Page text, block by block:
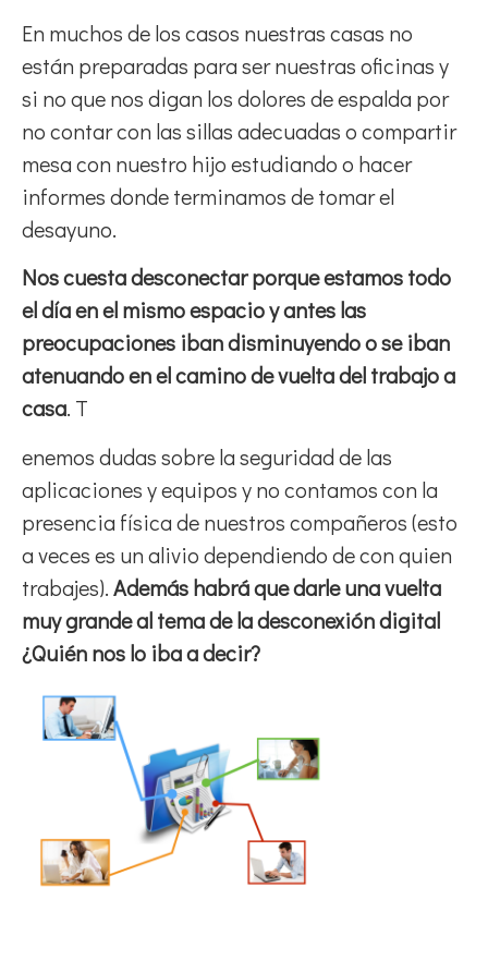
En muchos de los casos nuestras casas no
están preparadas para ser nuestras oficinas y
si no que nos digan los dolores de espalda por
no contar con las sillas adecuadas o compartir
mesa con nuestro hijo estudiando o hacer
informes donde terminamos de tomar el
desayuno.
Nos cuesta desconectar porque estamos todo
el día en el mismo espacio y antes las
preocupaciones iban disminuyendo o se iban
atenuando en el camino de vuelta del trabajo a
casa. T
enemos dudas sobre la seguridad de las
aplicaciones y equipos y no contamos con la
presencia física de nuestros compañeros (esto
a veces es un alivio dependiendo de con quien
trabajes).Además habrá que darle una vuelta
muy grande al tema de la desconexión digital
¿Quién nos lo iba a decir?